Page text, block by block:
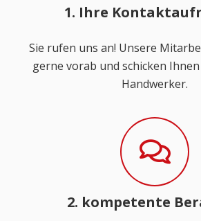
1. Ihre
Sie rufen uns an! Unsere
gerne vorab und schicken
Handwerker.
2. kompetente